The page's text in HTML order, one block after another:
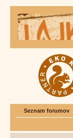
Seznam forumov